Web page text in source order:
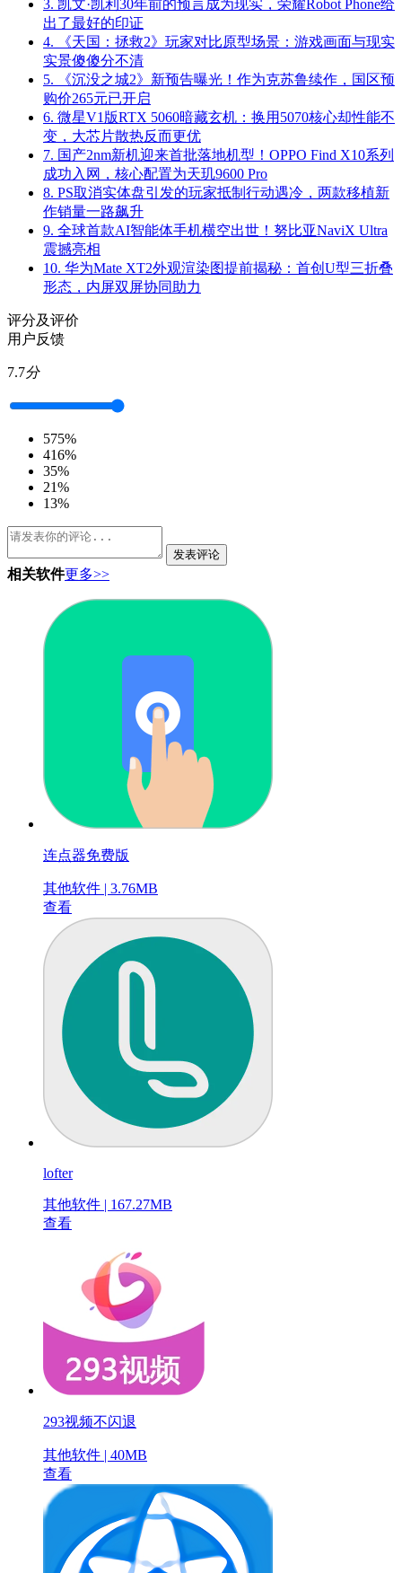
3. 凯文·凯利30年前的预言成为现实，荣耀Robot Phone给
出了最好的印证
4. 《天国：拯救2》玩家对比原型场景：游戏画面与现实
实景傻傻分不清
5. 《沉没之城2》新预告曝光！作为克苏鲁续作，国区预
购价265元已开启
6. 微星V1版RTX 5060暗藏玄机：换用5070核心却性能不
变，大芯片散热反而更优
7. 国产2nm新机迎来首批落地机型！OPPO Find X10系列
成功入网，核心配置为天玑9600 Pro
8. PS取消实体盘引发的玩家抵制行动遇冷，两款移植新
作销量一路飙升
9. 全球首款AI智能体手机横空出世！努比亚NaviX Ultra
震撼亮相
10. 华为Mate XT2外观渲染图提前揭秘：首创U型三折叠
形态，内屏双屏协同助力
评分及评价
用户反馈
7.7分
575%
416%
35%
21%
13%
发表评论
相关软件更多>>
连点器免费版
其他软件 | 3.76MB
查看
lofter
其他软件 | 167.27MB
查看
293视频不闪退
其他软件 | 40MB
查看